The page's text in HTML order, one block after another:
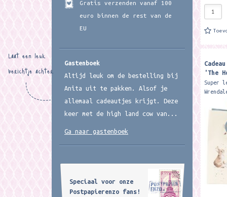
'The
Gift
Super
Gratis verzenden vanaf 100
euro binnen de rest van de
EU
Gastenboek
Altijd leuk om de bestelling bij
Anita uit te pakken. Alsof je
allemaal cadeautjes krijgt. Deze
keer met de high land cow van...
Laat een leuk
berichtje achter
Ga naar gastenboek
Speciaal voor onze
Postpapierenzo fans!